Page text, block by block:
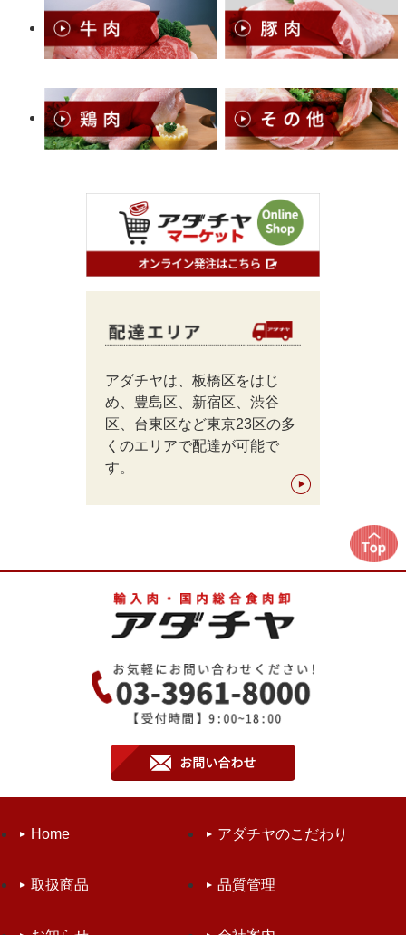
アダチヤは、板橋区をはじ
め、豊島区、新宿区、渋谷
区、台東区など東京23区の多
くのエリアで配達が可能で
す。
Home アダチヤのこだわり
取扱商品 品質管理